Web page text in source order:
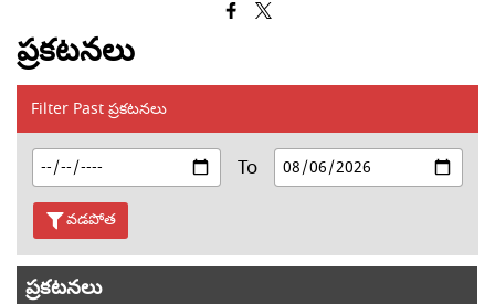
ప్రకటనలు
Filter Past ప్రకటనలు
To
వడపోత
ప్రకటనలు